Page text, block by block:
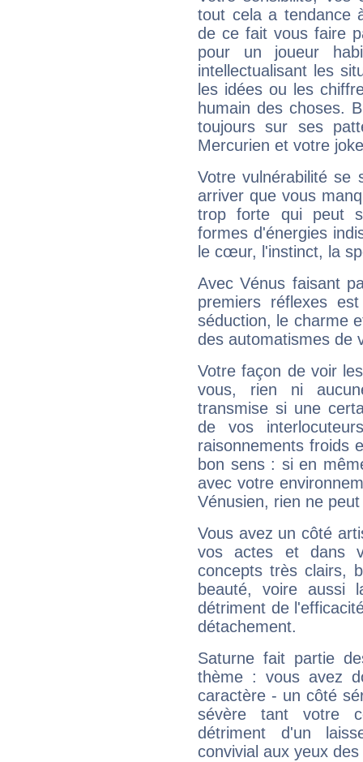
tout cela a tendance
de ce fait vous faire
pour un joueur
intellectualisant les
les idées ou les
humain des choses.
toujours sur ses
Mercurien et votre
Votre vulnérabilité se
arriver que vous
trop forte qui peut
formes d'énergies
le cœur, l'instinct, la
Avec Vénus faisant
premiers réflexes
séduction, le charme
des automatismes de
Votre façon de voir
vous, rien ni
transmise si une
de vos
raisonnements froids
bon sens : si en
avec votre
Vénusien, rien ne
Vous avez un côté
vos actes et dans
concepts très clairs,
beauté, voire aussi
détriment de
détachement.
Saturne fait partie
thème : vous avez
caractère - un côté
sévère tant votre
détriment d'un
convivial aux yeux